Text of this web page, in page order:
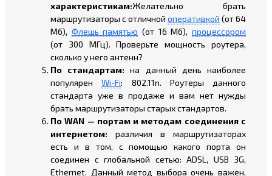
характеристикам:Желательно брать
маршрутизаторы с отличной оперативкой (от 64
Мб), Флешь памятью (от 16 Мб),процессором
(от 300 МГц). Проверьте мощность роутера,
сколько у него антенн?
По стандартам:на данный день наиболее
популяренWi-Fi: 802.11n. Роутеры данного
стандарта уже в продаже и вам нет нужды
брать маршрутизаторы старых стандартов.
ПоWAN — портам и методам соединения с
интернетом: различия в маршрутизаторах
есть и в том, с помощью какого порта он
соединен с глобальной сетью: ADSL, USB 3G,
Ethernet. Данный метод выбора очень важен,